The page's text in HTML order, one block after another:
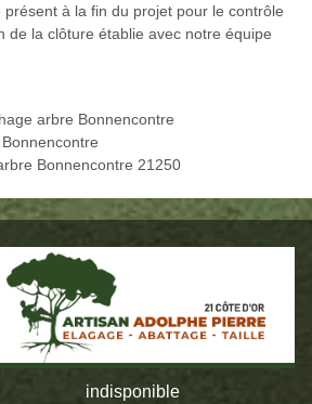
à la fin du projet pour le contrôle
de la clôture établie avec notre équipe
arbre Bonnencontre
Bonnencontre 21250
indisponible